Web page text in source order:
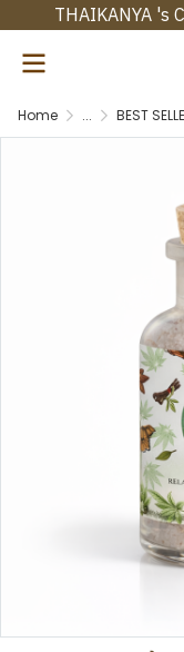
THAIKANYA 's
Home ... BEST